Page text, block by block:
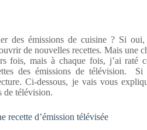
des émissions de cuisine ? Si
de nouvelles recettes. Mais une
fois, mais à chaque fois, j’ai
des émissions de télévision.
Ci-dessous, je vais vous
de télévision.
recette d’émission télévisée